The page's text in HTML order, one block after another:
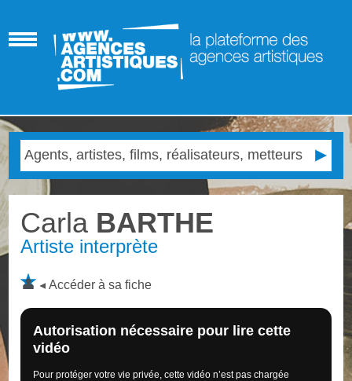
Carla BARTHE
Artiste interprète
Accéder à sa fiche
Autorisation nécessaire pour lire cette
vidéo
Pour protéger votre vie privée, cette vidéo n’est pas chargée